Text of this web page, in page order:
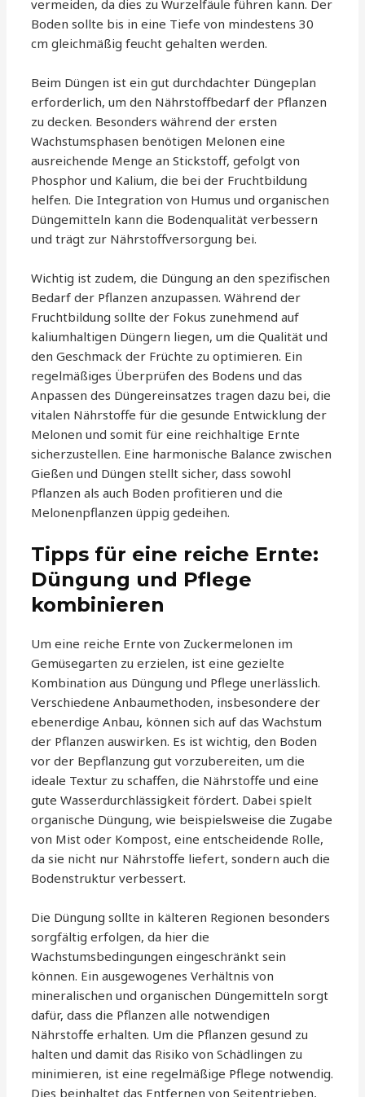
vermeiden, da dies zu Wurzelfäule führen kann. Der
Boden sollte bis in eine Tiefe von mindestens 30
cm gleichmäßig feucht gehalten werden.
Beim Düngen ist ein gut durchdachter Düngeplan
erforderlich, um den Nährstoffbedarf der Pflanzen
zu decken. Besonders während der ersten
Wachstumsphasen benötigen Melonen eine
ausreichende Menge an Stickstoff, gefolgt von
Phosphor und Kalium, die bei der Fruchtbildung
helfen. Die Integration von Humus und organischen
Düngemitteln kann die Bodenqualität verbessern
und trägt zur Nährstoffversorgung bei.
Wichtig ist zudem, die Düngung an den spezifischen
Bedarf der Pflanzen anzupassen. Während der
Fruchtbildung sollte der Fokus zunehmend auf
kaliumhaltigen Düngern liegen, um die Qualität und
den Geschmack der Früchte zu optimieren. Ein
regelmäßiges Überprüfen des Bodens und das
Anpassen des Düngereinsatzes tragen dazu bei, die
vitalen Nährstoffe für die gesunde Entwicklung der
Melonen und somit für eine reichhaltige Ernte
sicherzustellen. Eine harmonische Balance zwischen
Gießen und Düngen stellt sicher, dass sowohl
Pflanzen als auch Boden profitieren und die
Melonenpflanzen üppig gedeihen.
Tipps für eine reiche Ernte:
Düngung und Pflege
kombinieren
Um eine reiche Ernte von Zuckermelonen im
Gemüsegarten zu erzielen, ist eine gezielte
Kombination aus Düngung und Pflege unerlässlich.
Verschiedene Anbaumethoden, insbesondere der
ebenerdige Anbau, können sich auf das Wachstum
der Pflanzen auswirken. Es ist wichtig, den Boden
vor der Bepflanzung gut vorzubereiten, um die
ideale Textur zu schaffen, die Nährstoffe und eine
gute Wasserdurchlässigkeit fördert. Dabei spielt
organische Düngung, wie beispielsweise die Zugabe
von Mist oder Kompost, eine entscheidende Rolle,
da sie nicht nur Nährstoffe liefert, sondern auch die
Bodenstruktur verbessert.
Die Düngung sollte in kälteren Regionen besonders
sorgfältig erfolgen, da hier die
Wachstumsbedingungen eingeschränkt sein
können. Ein ausgewogenes Verhältnis von
mineralischen und organischen Düngemitteln sorgt
dafür, dass die Pflanzen alle notwendigen
Nährstoffe erhalten. Um die Pflanzen gesund zu
halten und damit das Risiko von Schädlingen zu
minimieren, ist eine regelmäßige Pflege notwendig.
Dies beinhaltet das Entfernen von Seitentrieben,